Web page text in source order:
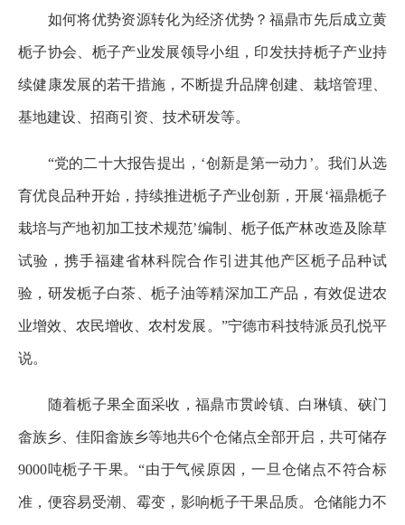
如何将优势资源转化为经济优势？福鼎市先后成立黄
栀子协会、栀子产业发展领导小组，印发扶持栀子产业持
续健康发展的若干措施，不断提升品牌创建、栽培管理、
基地建设、招商引资、技术研发等。
“党的二十大报告提出，‘创新是第一动力’。我们从选
育优良品种开始，持续推进栀子产业创新，开展‘福鼎栀子
栽培与产地初加工技术规范’编制、栀子低产林改造及除草
试验，携手福建省林科院合作引进其他产区栀子品种试
验，研发栀子白茶、栀子油等精深加工产品，有效促进农
业增效、农民增收、农村发展。”宁德市科技特派员孔悦平
说。
随着栀子果全面采收，福鼎市贯岭镇、白琳镇、硖门
畲族乡、佳阳畲族乡等地共6个仓储点全部开启，共可储存
9000吨栀子干果。“由于气候原因，一旦仓储点不符合标
准，便容易受潮、霉变，影响栀子干果品质。仓储能力不